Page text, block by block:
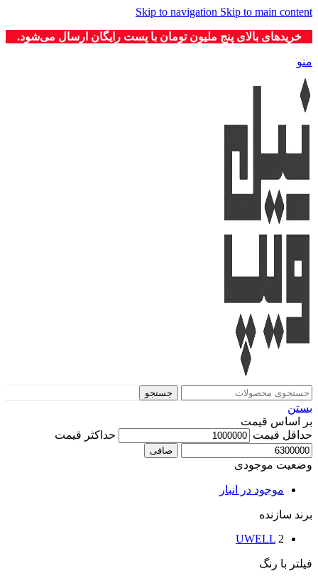
Skip to navigation Skip to main content
خریدهای بالای پنج ملیون تومان با پست رایگان ارسال می‌شود.
منو
جستجو
بستن
بر اساس قیمت
حداقل قیمت
حداكثر قيمت
صافی
وضعیت موجودی
موجود در انبار
برند سازنده
UWELL 2
فیلتر با رنگ